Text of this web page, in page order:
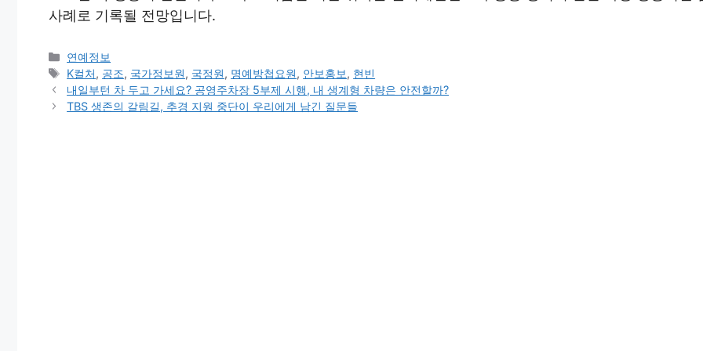
사례로 기록될 전망입니다.
Categories
연예정보
Tags
K컬처, 공조, 국가정보원, 국정원, 명예방첩요원, 안보홍보, 현빈
내일부턴 차 두고 가세요? 공영주차장 5부제 시행, 내 생계형 차량은 안전할까?
TBS 생존의 갈림길, 추경 지원 중단이 우리에게 남긴 질문들